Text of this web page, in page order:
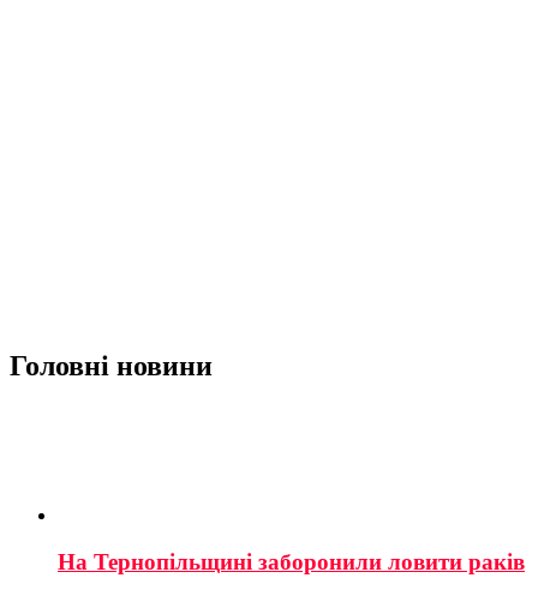
Головні новини
На Тернопільщині заборонили ловити раків